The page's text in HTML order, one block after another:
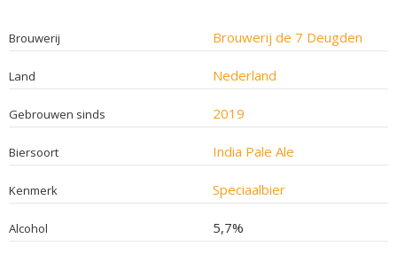
Brouwerij Brouwerij de 7 Deugden
Land Nederland
Gebrouwen sinds 2019
Biersoort India Pale Ale
Kenmerk Speciaalbier
Alcohol 5,7%